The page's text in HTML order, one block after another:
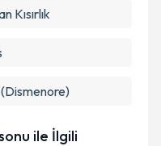
Kısırlık
ile İlgili